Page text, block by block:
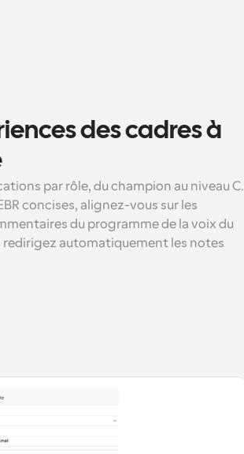
des cadres à
par rôle, du champion au niveau C.
concises, alignez-vous sur les
du programme de la voix du
redirigez automatiquement les notes